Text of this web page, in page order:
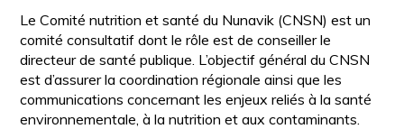
Le Comité nutrition et santé du Nunavik (CNSN) est un
comité consultatif dont le rôle est de conseiller le
directeur de santé publique. L’objectif général du CNSN
est d’assurer la coordination régionale ainsi que les
communications concernant les enjeux reliés à la santé
environnementale, à la nutrition et aux contaminants.